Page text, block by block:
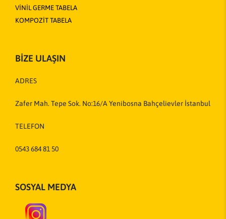
VİNİL GERME TABELA
KOMPOZİT TABELA
BİZE ULAŞIN
ADRES
Zafer Mah. Tepe Sok. No:16/A Yenibosna Bahçelievler İstanbul
TELEFON
0543 684 81 50
SOSYAL MEDYA